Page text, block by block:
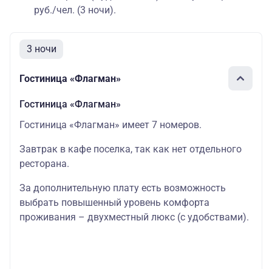
руб./чел. (3 ночи).
3 ночи
Гостиница «Флагман»
Гостиница «Флагман»
Гостиница «Флагман» имеет 7 номеров.
Завтрак в кафе поселка, так как нет отдельного
ресторана.
За дополнительную плату есть возможность
выбрать повышенный уровень комфорта
проживания – двухместный люкс (с удобствами).